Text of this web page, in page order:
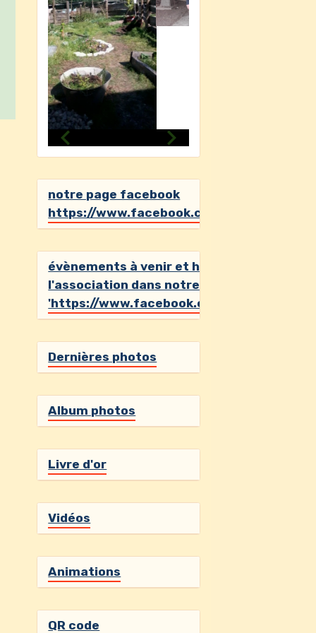
notre page facebook
https://www.facebook.com/ecoutenature
l'association dans notre page facebook
'https://www.facebook.com/
Dernières photos
Album photos
Livre d'or
Vidéos
Animations
QR code
page facebook de l'association A l'Ecoute